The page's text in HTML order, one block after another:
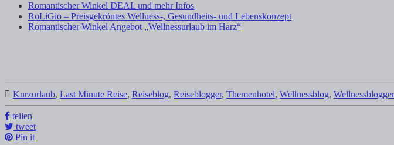
Romantischer Winkel DEAL und mehr Infos
RoLiGio – Preisgekröntes Wellness-, Gesundheits- und Lebenskonzept
Romantischer Winkel Angebot „Wellnessurlaub im Harz“
Kurzurlaub, Last Minute Reise, Reiseblog, Reiseblogger, Themenhotel, Wellnessblog, Wellnessblogger
teilen
tweet
Pin it